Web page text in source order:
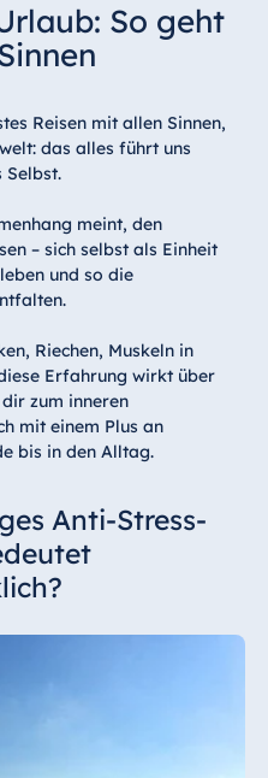
So geht
Reisen mit allen Sinnen,
das alles führt uns
Selbst.
meint, den
– sich selbst als Einheit
und so die
Riechen, Muskeln in
Erfahrung wirkt über
zum inneren
mit einem Plus an
bis in den Alltag.
Anti-Stress-